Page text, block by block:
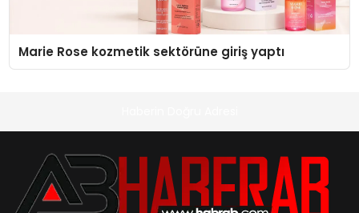
Marie Rose kozmetik sektörüne giriş yaptı